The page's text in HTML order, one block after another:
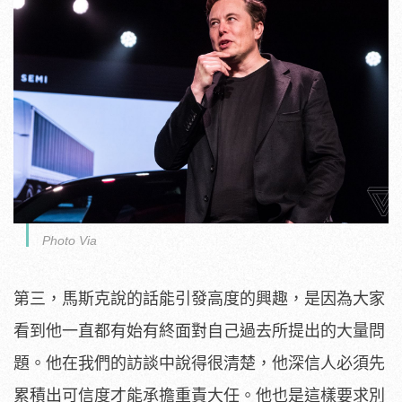
Photo Via
第三，馬斯克說的話能引發高度的興趣，是因為大家
看到他一直都有始有終面對自己過去所提出的大量問
題。他在我們的訪談中說得很清楚，他深信人必須先
累積出可信度才能承擔重責大任。他也是這樣要求別